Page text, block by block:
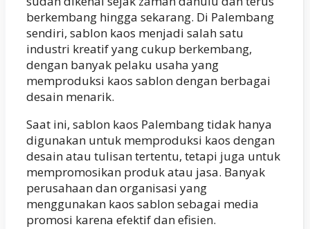
berkembang hingga sekarang. Di Palembang
sendiri, sablon kaos menjadi salah satu
industri kreatif yang cukup berkembang,
dengan banyak pelaku usaha yang
memproduksi kaos sablon dengan berbagai
desain menarik.
Saat ini, sablon kaos Palembang tidak hanya
digunakan untuk memproduksi kaos dengan
desain atau tulisan tertentu, tetapi juga untuk
mempromosikan produk atau jasa. Banyak
perusahaan dan organisasi yang
menggunakan kaos sablon sebagai media
promosi karena efektif dan efisien.